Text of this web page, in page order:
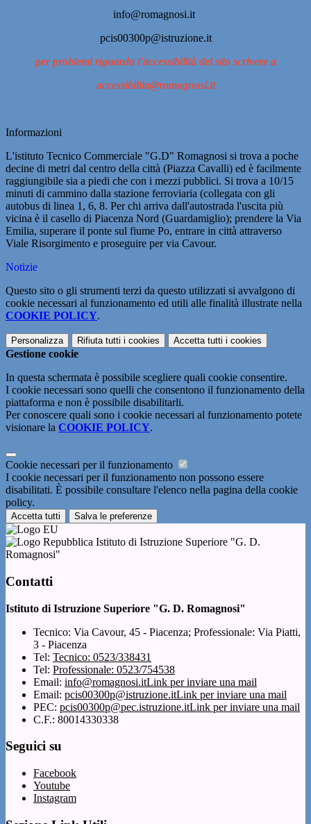
info@romagnosi.it
pcis00300p@istruzione.it
per problemi riguardo l'accessibilità del sito scrivere a
accessibilita@romagnosi.it
Informazioni
L'istituto Tecnico Commerciale "G.D" Romagnosi si trova a poche
decine di metri dal centro della città (Piazza Cavalli) ed è facilmente
raggiungibile sia a piedi che con i mezzi pubblici. Si trova a 10/15
minuti di cammino dalla stazione ferroviaria (collegata con gli
autobus di linea 1, 6, 8. Per chi arriva dall'autostrada l'uscita più
vicina è il casello di Piacenza Nord (Guardamiglio); prendere la Via
Emilia, superare il ponte sul fiume Po, entrare in città attraverso
Viale Risorgimento e proseguire per via Cavour.
Notizie
Questo sito o gli strumenti terzi da questo utilizzati si avvalgono di
cookie necessari al funzionamento ed utili alle finalità illustrate nella
COOKIE POLICY.
Personalizza Rifiuta tutti i cookies Accetta tutti i cookies
Gestione cookie
In questa schermata è possibile scegliere quali cookie consentire.
I cookie necessari sono quelli che consentono il funzionamento della
piattaforma e non è possibile disabilitarli.
Per conoscere quali sono i cookie necessari al funzionamento potete
visionare la COOKIE POLICY.
Cookie necessari per il funzionamento
I cookie necessari per il funzionamento non possono essere
disabilitati. È possibile consultare l'elenco nella pagina della cookie
policy.
Accetta tutti Salva le preferenze
Istituto di Istruzione Superiore "G. D.
Romagnosi"
Contatti
Istituto di Istruzione Superiore "G. D. Romagnosi"
Tecnico: Via Cavour, 45 - Piacenza; Professionale: Via Piatti,
3 - Piacenza
Tel: Tecnico: 0523/338431
Tel: Professionale: 0523/754538
Email: info@romagnosi.itLink per inviare una mail
Email: pcis00300p@istruzione.itLink per inviare una mail
PEC: pcis00300p@pec.istruzione.itLink per inviare una mail
C.F.: 80014330338
Seguici su
Facebook
Youtube
Instagram